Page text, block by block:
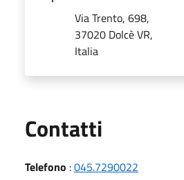
Via Trento, 698,
37020 Dolcè VR,
Italia
Contatti
Telefono :045.7290022